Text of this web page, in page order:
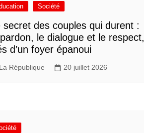
Société
secret des couples qui durent :
le dialogue et le respect,
d’un foyer épanoui
La République 20 juillet 2026